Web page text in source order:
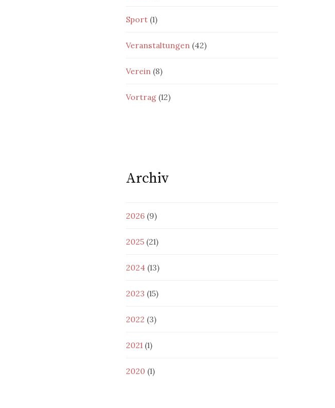
Sport (1)
Veranstaltungen (42)
Verein (8)
Vortrag (12)
Archiv
2026 (9)
2025 (21)
2024 (13)
2023 (15)
2022 (3)
2021 (1)
2020 (1)